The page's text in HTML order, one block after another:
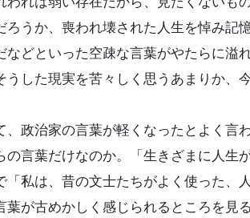
ろうか、喪われ壊された人生を悼み記
どといった空疎な言葉がやたらに溢
した現実を苦々しく思うあまりか、
政治家の言葉が軽くなったとよく言
の言葉だけなのか。「生きざまに人生
「私は、昔の文士たちがよく使った、
が古めかしく感じられるところを見